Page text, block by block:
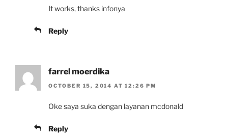
It works, thanks infonya
Reply
farrel moerdika
OCTOBER 15, 2014 AT 12:26 PM
Oke saya suka dengan layanan mcdonald
Reply